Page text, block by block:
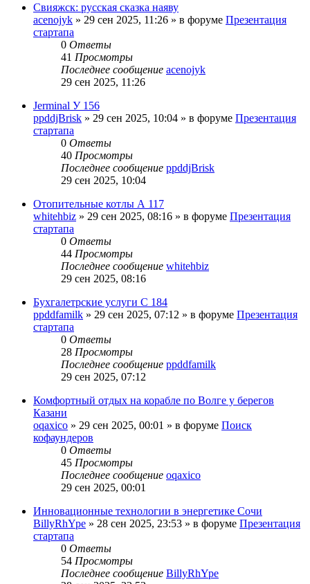
Свияжск: русская сказка наяву
acenojyk » 29 сен 2025, 11:26 » в форуме Презентация
стартапа
0 Ответы
41 Просмотры
Последнее сообщение acenojyk
29 сен 2025, 11:26
Jerminal У 156
ppddjBrisk » 29 сен 2025, 10:04 » в форуме Презентация
стартапа
0 Ответы
40 Просмотры
Последнее сообщение ppddjBrisk
29 сен 2025, 10:04
Отопительные котлы А 117
whitehbiz » 29 сен 2025, 08:16 » в форуме Презентация
стартапа
0 Ответы
44 Просмотры
Последнее сообщение whitehbiz
29 сен 2025, 08:16
Бухгалетрские услуги С 184
ppddfamilk » 29 сен 2025, 07:12 » в форуме Презентация
стартапа
0 Ответы
28 Просмотры
Последнее сообщение ppddfamilk
29 сен 2025, 07:12
Комфортный отдых на корабле по Волге у берегов
Казани
oqaxico » 29 сен 2025, 00:01 » в форуме Поиск
кофаундеров
0 Ответы
45 Просмотры
Последнее сообщение oqaxico
29 сен 2025, 00:01
Инновационные технологии в энергетике Сочи
BillyRhYpe » 28 сен 2025, 23:53 » в форуме Презентация
стартапа
0 Ответы
54 Просмотры
Последнее сообщение BillyRhYpe